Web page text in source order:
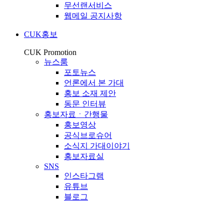
무선랜서비스
웹메일 공지사항
CUK홍보
CUK Promotion
뉴스룸
포토뉴스
언론에서 본 가대
홍보 소재 제안
동문 인터뷰
홍보자료ㆍ간행물
홍보영상
공식브로슈어
소식지 가대이야기
홍보자료실
SNS
인스타그램
유튜브
블로그